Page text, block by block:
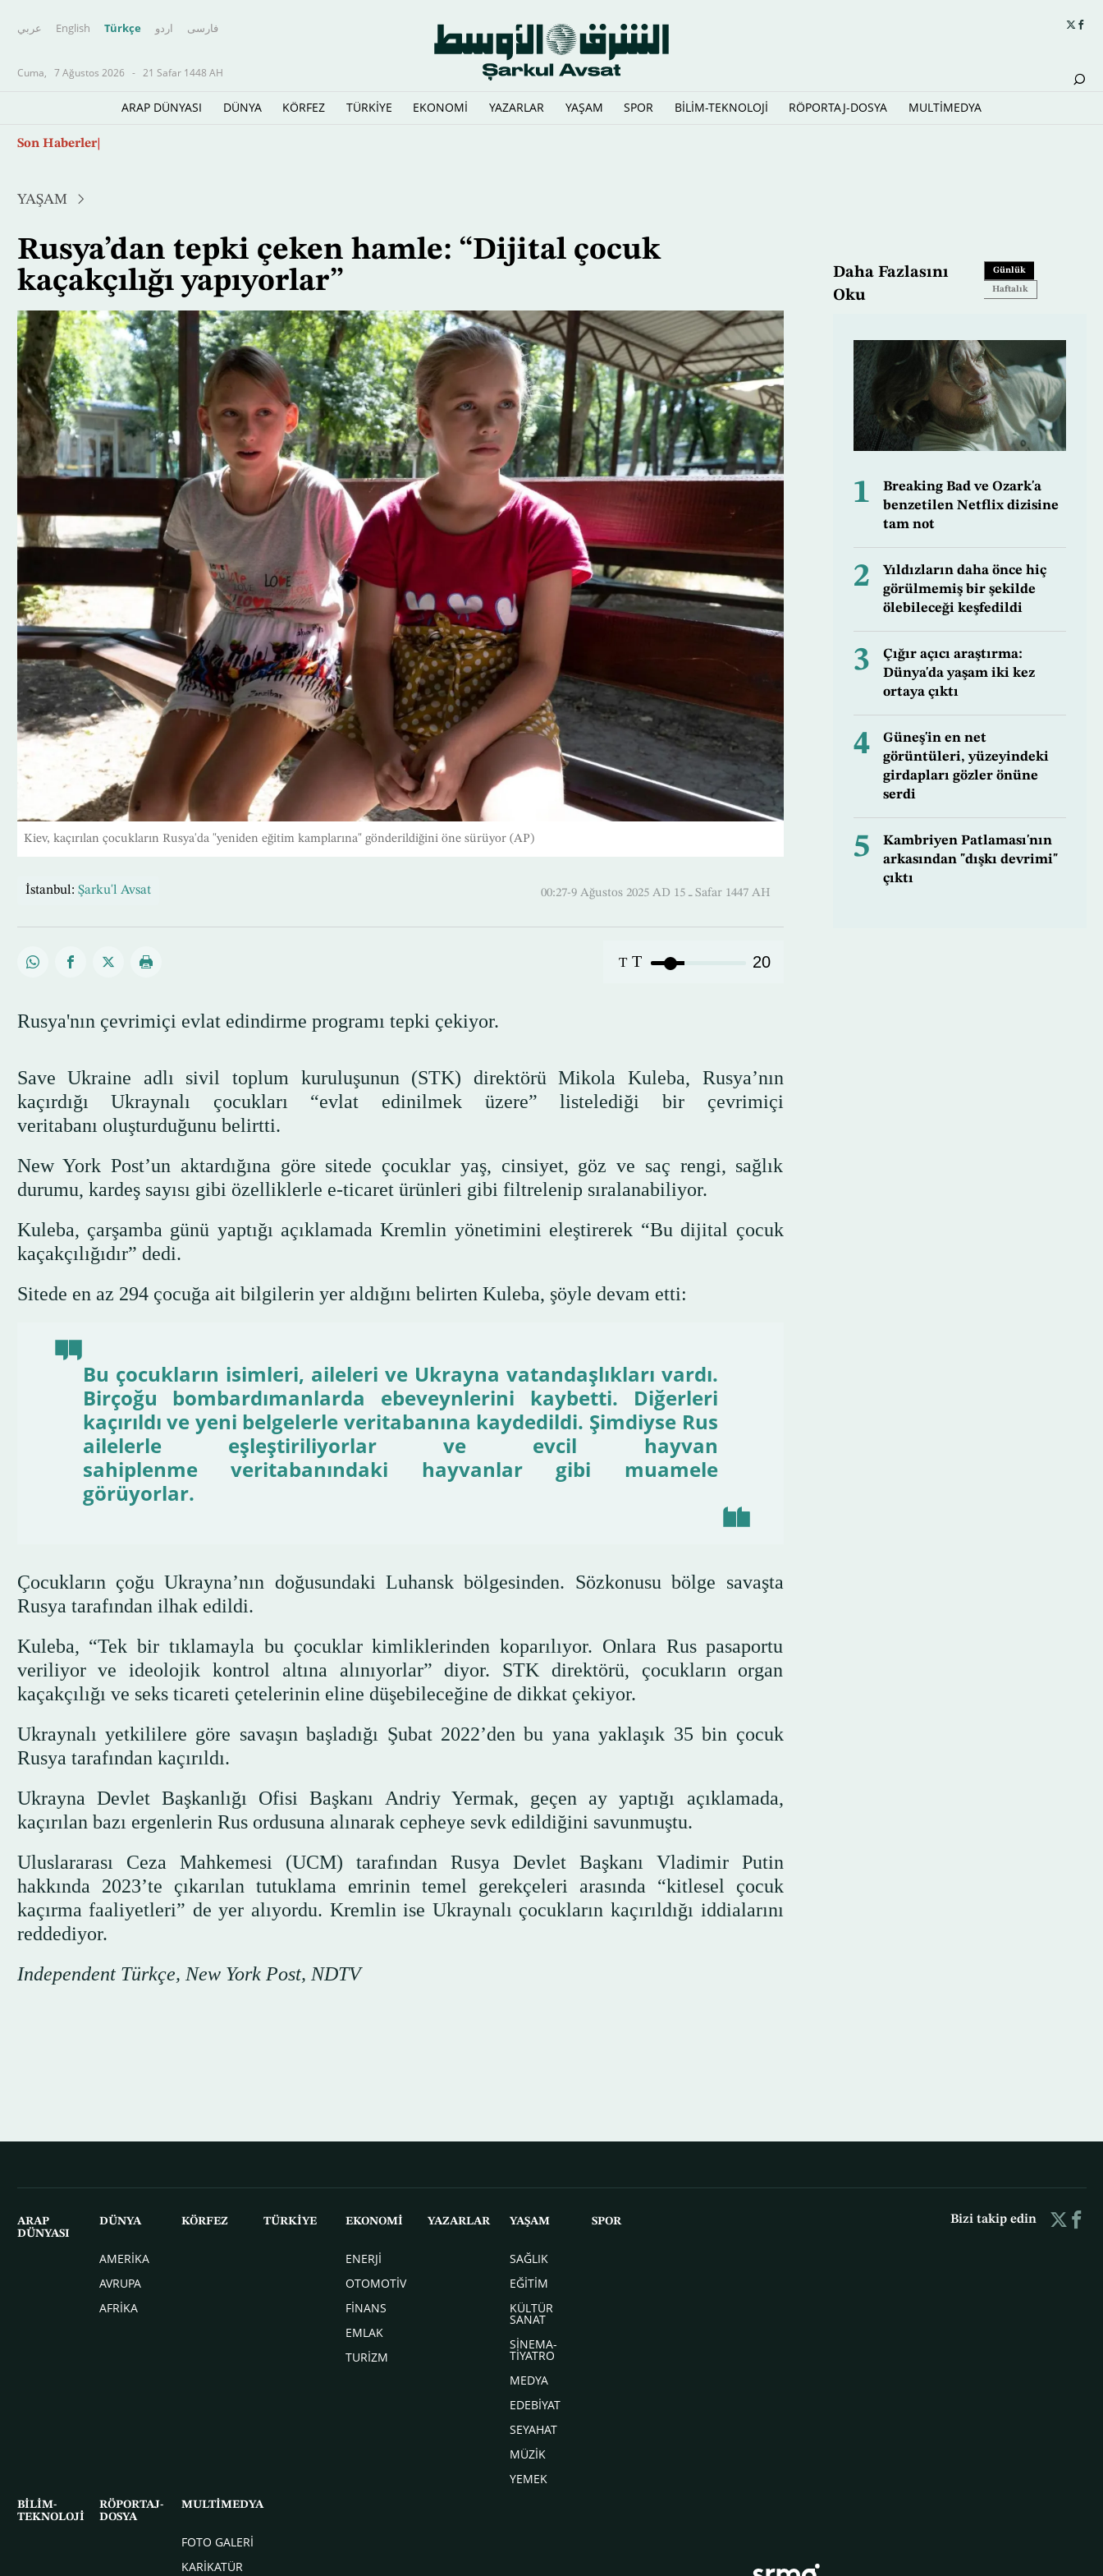
عربي English Türkçe اردو فارسى
Cuma, 7 Ağustos 2026 - 21 Safar 1448 AH
ARAP DÜNYASI DÜNYA KÖRFEZ TÜRKİYE EKONOMİ YAZARLAR YAŞAM SPOR BİLİM-TEKNOLOJİ RÖPORTAJ-DOSYA MULTİMEDYA
Ana
Son Haberler
YAŞAM
Rusya’dan tepki çeken hamle: “Dijital çocuk
kaçakçılığı yapıyorlar”
Kiev, kaçırılan çocukların Rusya'da "yeniden eğitim kamplarına" gönderildiğini öne sürüyor (AP)
İstanbul: Şarku'l Avsat 00:27-9 Ağustos 2025 AD ـ 15 Safar 1447 AH
T T 20
Rusya'nın çevrimiçi evlat edindirme programı tepki çekiyor.
Save Ukraine adlı sivil toplum kuruluşunun (STK) direktörü Mikola Kuleba, Rusya’nın
kaçırdığı Ukraynalı çocukları “evlat edinilmek üzere” listelediği bir çevrimiçi
veritabanı oluşturduğunu belirtti.
New York Post’un aktardığına göre sitede çocuklar yaş, cinsiyet, göz ve saç rengi, sağlık
durumu, kardeş sayısı gibi özelliklerle e-ticaret ürünleri gibi filtrelenip sıralanabiliyor.
Kuleba, çarşamba günü yaptığı açıklamada Kremlin yönetimini eleştirerek “Bu dijital çocuk
kaçakçılığıdır” dedi.
Sitede en az 294 çocuğa ait bilgilerin yer aldığını belirten Kuleba, şöyle devam etti:
Bu çocukların isimleri, aileleri ve Ukrayna vatandaşlıkları vardı.
Birçoğu bombardımanlarda ebeveynlerini kaybetti. Diğerleri
kaçırıldı ve yeni belgelerle veritabanına kaydedildi. Şimdiyse Rus
ailelerle eşleştiriliyorlar ve evcil hayvan
sahiplenme veritabanındaki hayvanlar gibi muamele
görüyorlar.
Çocukların çoğu Ukrayna’nın doğusundaki Luhansk bölgesinden. Sözkonusu bölge savaşta
Rusya tarafından ilhak edildi.
Kuleba, “Tek bir tıklamayla bu çocuklar kimliklerinden koparılıyor. Onlara Rus pasaportu
veriliyor ve ideolojik kontrol altına alınıyorlar” diyor. STK direktörü, çocukların organ
kaçakçılığı ve seks ticareti çetelerinin eline düşebileceğine de dikkat çekiyor.
Ukraynalı yetkililere göre savaşın başladığı Şubat 2022’den bu yana yaklaşık 35 bin çocuk
Rusya tarafından kaçırıldı.
Ukrayna Devlet Başkanlığı Ofisi Başkanı Andriy Yermak, geçen ay yaptığı açıklamada,
kaçırılan bazı ergenlerin Rus ordusuna alınarak cepheye sevk edildiğini savunmuştu.
Uluslararası Ceza Mahkemesi (UCM) tarafından Rusya Devlet Başkanı Vladimir Putin
hakkında 2023’te çıkarılan tutuklama emrinin temel gerekçeleri arasında “kitlesel çocuk
kaçırma faaliyetleri” de yer alıyordu. Kremlin ise Ukraynalı çocukların kaçırıldığı iddialarını
reddediyor.
Independent Türkçe, New York Post, NDTV
Daha Fazlasını
Oku
Günlük
Haftalık
1
Breaking Bad ve Ozark'a
benzetilen Netflix dizisine
tam not
2
Yıldızların daha önce hiç
görülmemiş bir şekilde
ölebileceği keşfedildi
3
Çığır açıcı araştırma:
Dünya'da yaşam iki kez
ortaya çıktı
4
Güneş'in en net
görüntüleri, yüzeyindeki
girdapları gözler önüne
serdi
5
Kambriyen Patlaması'nın
arkasından "dışkı devrimi"
çıktı
ARAP
DÜNYASI
DÜNYA
AMERİKA
AVRUPA
AFRİKA
KÖRFEZ TÜRKİYE EKONOMİ
ENERJİ
OTOMOTİV
FİNANS
EMLAK
TURİZM
YAZARLAR YAŞAM
SAĞLIK
EĞİTİM
KÜLTÜR
SANAT
SİNEMA-
TİYATRO
MEDYA
EDEBİYAT
SEYAHAT
MÜZİK
YEMEK
SPOR
BİLİM-
TEKNOLOJİ
RÖPORTAJ-
DOSYA
MULTİMEDYA
FOTO GALERİ
KARİKATÜR
Bizi takip edin